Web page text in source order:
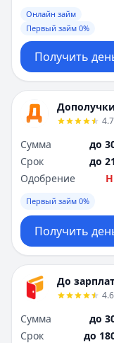
Онлайн займ
Первый займ 0%
Получить
4.7
Сумма
до
Срок
до
Одобрение
Первый займ 0%
Получить
До
4.6
Сумма
до
Срок
до